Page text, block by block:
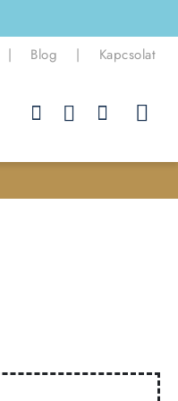
| Blog | Kapcsolat